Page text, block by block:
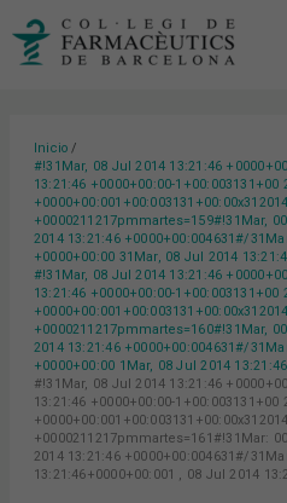
Inicio
#!31Mar, 08 Jul 2014 13:21:46
13:21:46 +0000+00:00-1+00:003131+00
+0000211217pmmartes=159#!31Mar,
2014 13:21:46 +0000+00:004631#/
+0000+00:00 31Mar, 08 Jul 2014
#!31Mar, 08 Jul 2014 13:21:46
13:21:46 +0000+00:00-1+00:003131+00
+0000211217pmmartes=160#!31Mar,
2014 13:21:46 +0000+00:004631#/
+0000+00:00 1Mar, 08 Jul 2014
#!31Mar, 08 Jul 2014 13:21:46
13:21:46 +0000+00:00-1+00:003131+00
+0000211217pmmartes=161#!31Mar:
2014 13:21:46 +0000+00:004631#/
13:21:46+0000+00:001 , 08 Jul 2014